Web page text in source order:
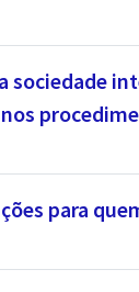
sociedade
para